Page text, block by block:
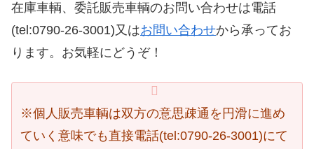
在庫車輌、委託販売車輌のお問い合わせは電話
(tel:0790-26-3001)又はお問い合わせから承ってお
ります。お気軽にどうぞ！
※個人販売車輌は双方の意思疎通を円滑に進め
ていく意味でも直接電話(tel:0790-26-3001)にて